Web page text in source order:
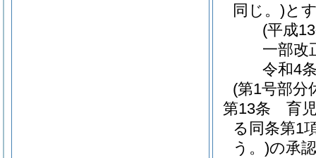
同じ。)と
(平成
一部改
令和4
(第1号部分
第13条
育
る同条第1
う。)の承